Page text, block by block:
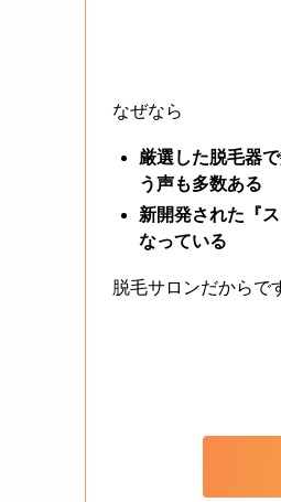
なぜなら
厳選した脱毛器
う声も多数ある
新開発された『
なっている
脱毛サロンだからで